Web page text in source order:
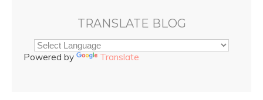
TRANSLATE BLOG
Powered by Translate